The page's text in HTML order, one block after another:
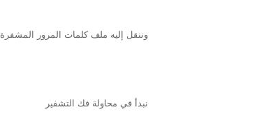
وننقل إليه ملف كلمات المرور المشفرة
نبدأ في محاولة فك التشفير